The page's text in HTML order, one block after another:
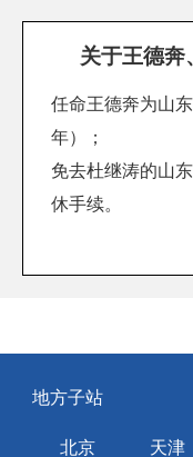
关于王德奔
任命王德奔为山
年）；
免去杜继涛的山
休手续。
地方子站
北京 天津